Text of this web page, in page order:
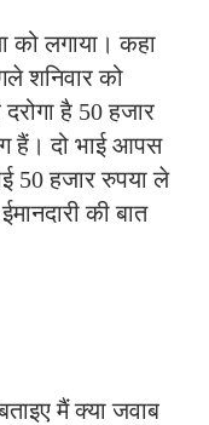
को लगाया। कहा
शनिवार को
है 50 हजार
हैं। दो भाई आपस
50 हजार रुपया ले
की बात
मैं क्या जवाब